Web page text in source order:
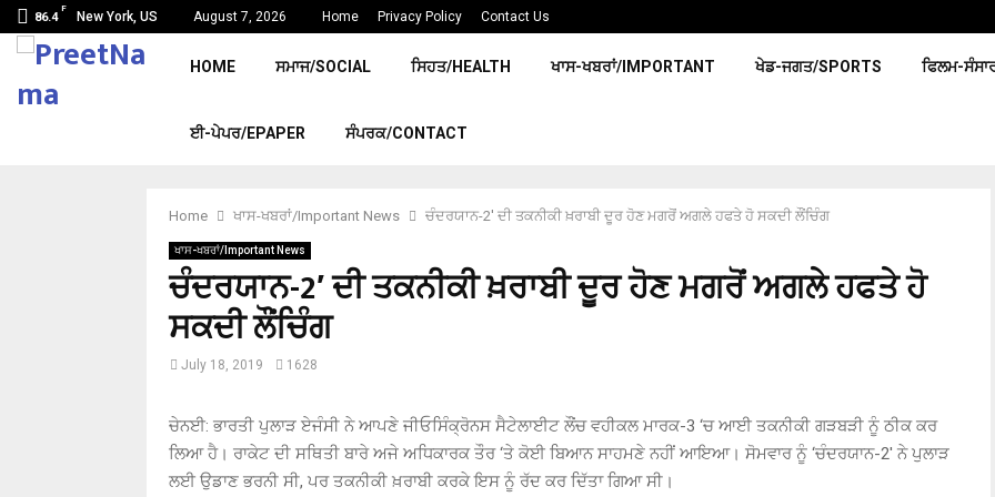
86.4
F
New York, US August 7, 2026 Home Privacy Policy Contact Us
HOME ਸਮਾਜ/SOCIAL ਸਿਹਤ/HEALTH ਖਾਸ-ਖਬਰਾਂ/IMPORTANT ਖੇਡ-ਜਗਤ/SPORTS ਫਿਲਮ-
ਈ-ਪੇਪਰ/EPAPER ਸੰਪਰਕ/CONTACT
Home ਖਾਸ-ਖਬਰਾਂ/Important News ਚੰਦਰਯਾਨ-2′ ਦੀ ਤਕਨੀਕੀ ਖ਼ਰਾਬੀ ਦੂਰ ਹੋਣ ਮਗਰੋਂ ਅਗਲੇ ਹਫਤੇ ਹੋ ਸਕਦੀ ਲੌਂਚਿੰਗ
ਖਾਸ-ਖਬਰਾਂ/Important News
ਚੰਦਰਯਾਨ-2′ ਦੀ ਤਕਨੀਕੀ ਖ਼ਰਾਬੀ ਦੂਰ ਹੋਣ ਮਗਰੋਂ ਅਗਲੇ ਹਫਤੇ ਹੋ
ਸਕਦੀ ਲੌਂਚਿੰਗ
July 18, 2019 1628
ਚੇਨਈ: ਭਾਰਤੀ ਪੁਲਾੜ ਏਜੰਸੀ ਨੇ ਆਪਣੇ ਜੀਓਸਿੰਕ੍ਰੋਨਸ ਸੈਟੇਲਾਈਟ ਲੌਂਚ ਵਹੀਕਲ ਮਾਰਕ-3 ‘ਚ ਆਈ ਤਕਨੀਕੀ ਗੜਬੜੀ ਨੂੰ ਠੀਕ ਕਰ
ਲਿਆ ਹੈ। ਰਾਕੇਟ ਦੀ ਸਥਿਤੀ ਬਾਰੇ ਅਜੇ ਅਧਿਕਾਰਕ ਤੌਰ ‘ਤੇ ਕੋਈ ਬਿਆਨ ਸਾਹਮਣੇ ਨਹੀਂ ਆਇਆ। ਸੋਮਵਾਰ ਨੂੰ ‘ਚੰਦਰਯਾਨ-2′ ਨੇ ਪੁਲਾੜ
ਲਈ ਉਡਾਣ ਭਰਨੀ ਸੀ, ਪਰ ਤਕਨੀਕੀ ਖ਼ਰਾਬੀ ਕਰਕੇ ਇਸ ਨੂੰ ਰੱਦ ਕਰ ਦਿੱਤਾ ਗਿਆ ਸੀ।